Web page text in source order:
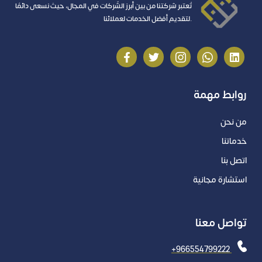
تُعتبر شركتنا من بين أبرز الشّركات في المجال، حيث نسعى دائمًا
لتقديم أفضل الخدمات لعملائنا.
روابط مهمة
من نحن
خدماتنا
اتصل بنا
استشارة مجانية
تواصل معنا
+966554799222